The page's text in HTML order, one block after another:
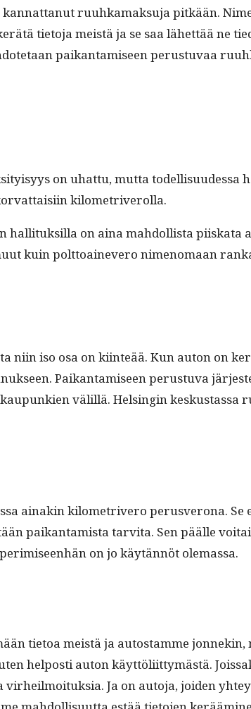
ruuhka­mak­su­ja pitkään.
tieto­ja meistä ja se saa lähet­tää ne
paikan­tamiseen perus­tu­vaa
on uhat­tu, mut­ta todel­lisu­udessa
kilometriverolla.
hal­li­tuk­sil­la on aina mah­dol­lista
kuin polt­toain­evero nimeno­maan
niin iso osa on kiin­teää. Kun auton on
Paikan­tamiseen perus­tu­va
välil­lä. Helsin­gin
ainakin kilo­metrivero perusverona.
paikan­tamista tarvi­ta. Sen päälle
on jo käytän­nöt olemassa.
tietoa meistä ja autostamme
hel­posti auton käyt­töli­it­tymästä.
Ja on auto­ja, joiden